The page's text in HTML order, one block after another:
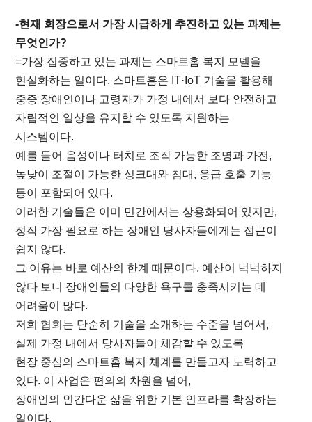
-현재 회장으로서 가장 시급하게 추진하고 있는 과제는
무엇인가?
=가장 집중하고 있는 과제는 스마트홈 복지 모델을
현실화하는 일이다. 스마트홈은 IT·IoT 기술을 활용해
중증 장애인이나 고령자가 가정 내에서 보다 안전하고
자립적인 일상을 유지할 수 있도록 지원하는
시스템이다.
예를 들어 음성이나 터치로 조작 가능한 조명과 가전,
높낮이 조절이 가능한 싱크대와 침대, 응급 호출 기능
등이 포함되어 있다.
이러한 기술들은 이미 민간에서는 상용화되어 있지만,
정작 가장 필요로 하는 장애인 당사자들에게는 접근이
쉽지 않다.
그 이유는 바로 예산의 한계 때문이다. 예산이 넉넉하지
않다 보니 장애인들의 다양한 욕구를 충족시키는 데
어려움이 많다.
저희 협회는 단순히 기술을 소개하는 수준을 넘어서,
실제 가정 내에서 당사자들이 체감할 수 있도록
현장 중심의 스마트홈 복지 체계를 만들고자 노력하고
있다. 이 사업은 편의의 차원을 넘어,
장애인의 인간다운 삶을 위한 기본 인프라를 확장하는
일이다.